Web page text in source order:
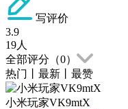
写评价
3.9
19人
全部评分（0）
热门
最新 最赞
小米玩家VK9mtX